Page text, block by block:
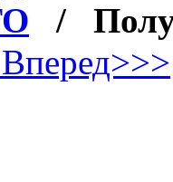
/
Вперед>>>